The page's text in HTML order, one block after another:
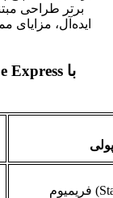
برتر طراحی
ایده‌آل،
فریمیوم